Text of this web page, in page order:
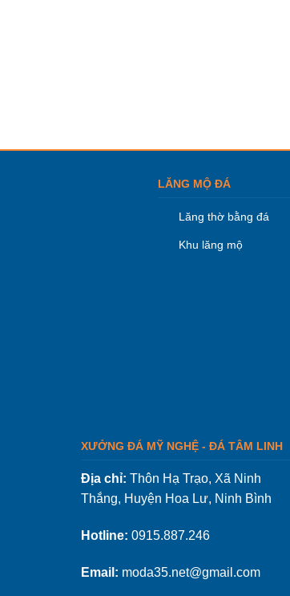
LĂNG MỘ ĐÁ
Lăng thờ bằng đá
Khu lăng mộ
XƯỞNG ĐÁ MỸ NGHỆ - ĐÁ TÂM LINH
Địa chỉ: Thôn Hạ Trạo, Xã Ninh
Thắng, Huyện Hoa Lư, Ninh Bình
Hotline: 0915.887.246
Email: moda35.net@gmail.com